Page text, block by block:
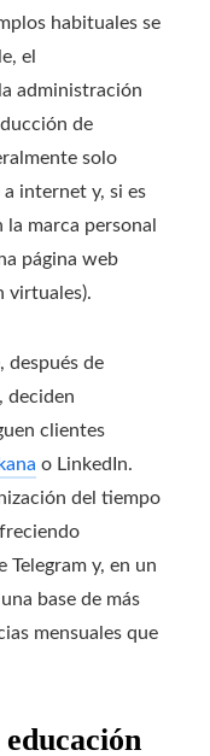
habituales se
el
administración
de
solo
internet y, si es
marca personal
página web
virtuales).
después de
deciden
clientes
o LinkedIn.
del tiempo
y, en un
base de más
mensuales que